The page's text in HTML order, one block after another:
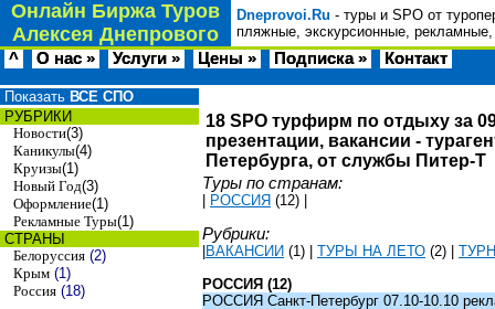
Онлайн Биржа Туров
Алексея Днепрового
Dneprovoi.Ru - туры и SPO от
пляжные, экскурсионные,
^ О нас » Услуги » Цены » Подписка » Контакт
Показать ВСЕ СПО
РУБРИКИ
Новости(3)
Каникулы(4)
Круизы(1)
Новый Год(3)
Оформление(1)
Рекламные Туры(1)
СТРАНЫ
Белоруссия (2)
Крым (1)
Россия (18)
18 SPO турфирм по отдыху за
презентации, вакансии -
Петербурга, от службы Питер-Т
Туры по странам:
РОССИЯ (12)
Рубрики:
ВАКАНСИИ (1) ТУРЫ НА ЛЕТО (2)
РОССИЯ (12)
РОССИЯ Санкт-Петербург 07.10-10.10